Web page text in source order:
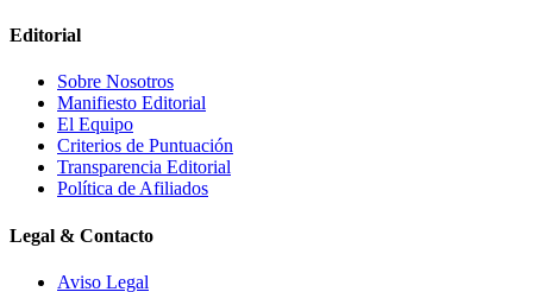
Editorial
Sobre Nosotros
Manifiesto Editorial
El Equipo
Criterios de Puntuación
Transparencia Editorial
Política de Afiliados
Legal & Contacto
Aviso Legal